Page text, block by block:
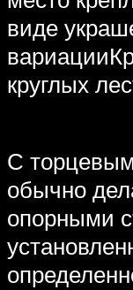
виде
круглых
С
обычно
опорными